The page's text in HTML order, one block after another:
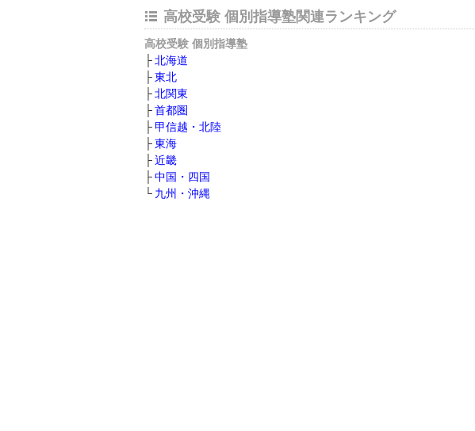
高校受験 個別指導塾関連ランキング
高校受験 個別指導塾
北海道
東北
北関東
首都圏
甲信越・北陸
東海
近畿
中国・四国
九州・沖縄